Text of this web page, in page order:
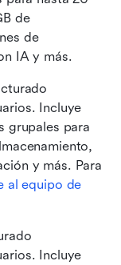
de
de
IA y más.
Incluye
grupales para
y más. Para
al equipo de
Incluye